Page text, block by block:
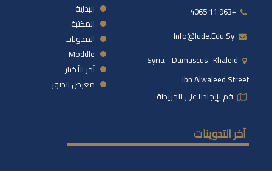
+963 11 4065
Syria - Damascus -khaleid
Ibn Alwaleed Street
قم بإيجادنا على الخريطة
البداية
المكتبة
المدونات
Moddle
آخر الأخبار
معرض الصور
آخر التدوينات